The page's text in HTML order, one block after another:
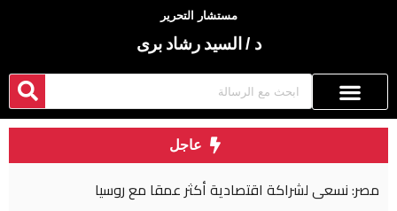
مستشار التحرير
د / السيد رشاد برى
عاجل
مصر: نسعى لشراكة اقتصادية أكثر عمقا مع روسيا